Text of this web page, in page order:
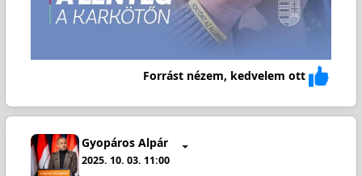
Forrást nézem, kedvelem ott
Gyopáros Alpár
2025. 10. 03. 11:00